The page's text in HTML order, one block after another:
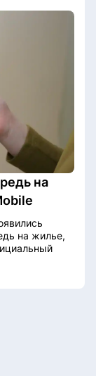
на
на жилье,